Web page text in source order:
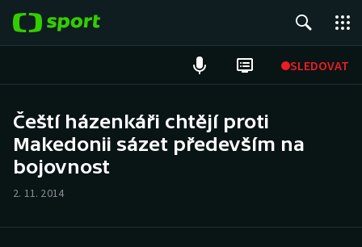
SLEDOVAT
Hokej
Tenis
Čeští házenkáři chtějí proti
Makedonii sázet především na
bojovnost
2. 11. 2014